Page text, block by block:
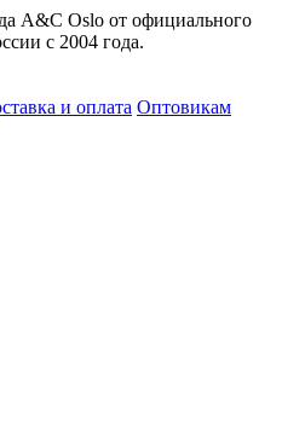
A&C Oslo от официального
с 2004 года.
и оплата Оптовикам